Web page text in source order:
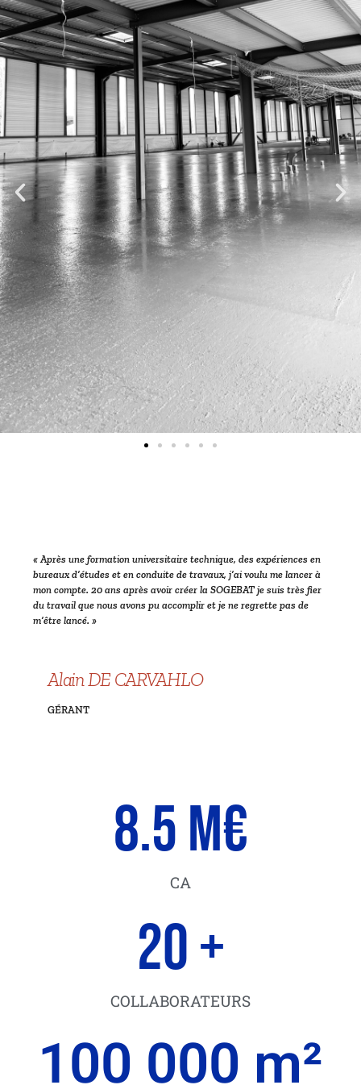
«Après une formation universitaire technique, des expériences en
bureaux d’études et en conduite de travaux, j’ai voulu me lancer à
mon compte. 20 ans après avoir créer la SOGEBAT je suis très fier
du travail que nous avons pu accomplir et je ne regrette pas de
m’être lancé. »
Alain DE CARVAHLO
GÉRANT
8.5 M€
CA
20 +
COLLABORATEURS
100 000 m²